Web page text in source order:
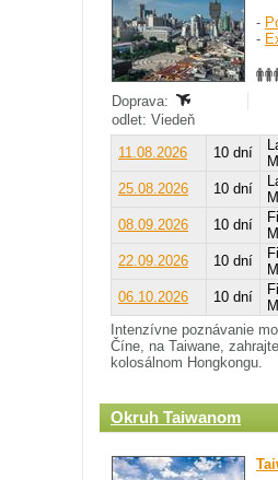
-
-
Doprava:
odlet: Viedeň
11.08.2026
10 dní
25.08.2026 10 dní
08.09.2026 10 dní
22.09.2026 10 dní
06.10.2026 10 dní
Intenzívne poznávanie
Číne, na Taiwane,
kolosálnom Hongkongu.
Okruh Taiwanom